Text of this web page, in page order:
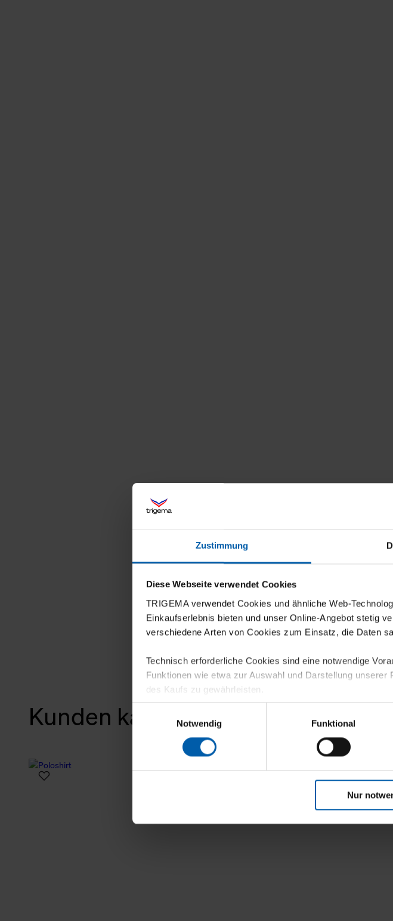
Zustimmung
Diese Webseite verwendet Cookies
TRIGEMA verwendet Cookies und ähnliche Web-
Einkaufserlebnis bieten und unser Online-Angebot stetig
verschiedene Arten von Cookies zum Einsatz, die Daten
Technisch erforderliche Cookies sind eine notwendige
Funktionen wie etwa zur Auswahl und Darstellung
des Kaufs zu gewährleisten.
Für die Darstellung personalisierter Angebote, Anzeigen
sowie für Marketing-, Statistik- und Tracking-Zwecke zur
personenbezogene Informationen. Diese übermitteln wir
Klicken Sie auf "Alle erlauben", damit wir alle Cookies
verwenden dürfen. Über die jeweiligen Schaltflächen
Notwendig
Funktional
Nur
Kunden kauften auch